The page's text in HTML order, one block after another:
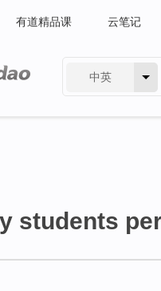
有道精品课 云笔记
中英
students